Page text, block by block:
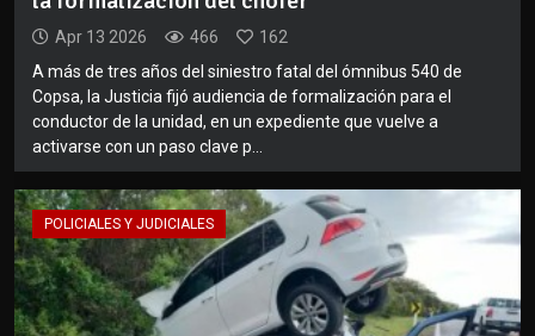
Apr 13 2026 466
162
A más de tres años del siniestro fatal del ómnibus 540 de
Copsa, la Justicia fijó audiencia de formalización para el
conductor de la unidad, en un expediente que vuelve a
activarse con un paso clave p...
POLICIALES Y JUDICIALES